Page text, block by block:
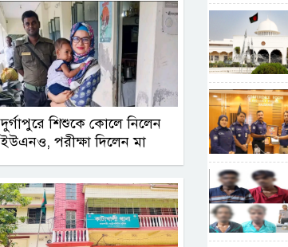
দুর্গাপুরে শিশুকে কোলে নিলেন
ইউএনও, পরীক্ষা দিলেন মা